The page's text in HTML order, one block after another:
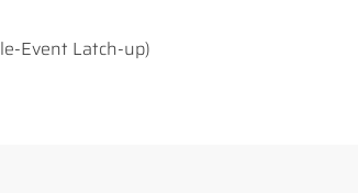
Event Latch-up)